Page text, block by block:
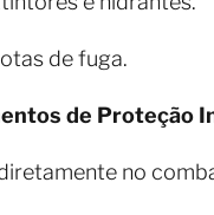
de fuga.
de Proteção
no